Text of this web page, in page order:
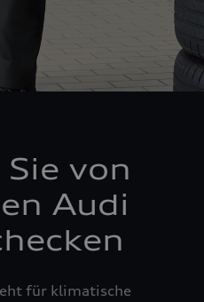
Sie von
Audi
für klimatische